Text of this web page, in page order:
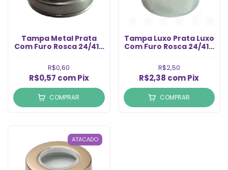
Tampa Metal Prata
Com Furo Rosca 24/410
R$0,60
R$0,57 com Pix
COMPRAR
Tampa Luxo Prata Luxo
Com Furo Rosca 24/410
R$2,50
R$2,38 comPix
COMPRAR
ATACADO